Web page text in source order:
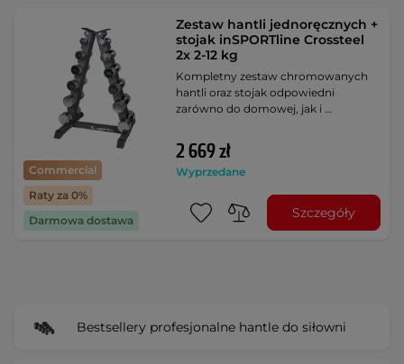
Commercial
Raty za 0%
Darmowa dostawa
Zestaw hantli jednoręcznych +
stojak inSPORTline Crossteel
2x 2-12 kg
Kompletny zestaw chromowanych
hantli oraz stojak odpowiedni
zarówno do domowej, jak i …
2 669 zł
Wyprzedane
Szczegóły
Bestsellery profesjonalne hantle do siłowni